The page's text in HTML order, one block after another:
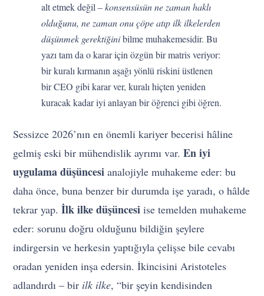
alt etmek değil –konsensüsün ne zaman haklı
olduğunu, ne zaman onu çöpe atıp ilk ilkelerden
düşünmek gerektiğinibilme muhakemesidir. Bu
yazı tam da o karar için özgün bir matris veriyor:
bir kuralı kırmanın aşağı yönlü riskini üstlenen
bir CEO gibi karar ver, kuralı hiçten yeniden
kuracak kadar iyi anlayan bir öğrenci gibi öğren.
Sessizce 2026’nın en önemli kariyer becerisi hâline
gelmiş eski bir mühendislik ayrımı var.En iyi
uygulama düşüncesi analojiyle muhakeme eder: bu
daha önce, buna benzer bir durumda işe yaradı, o hâlde
tekrar yap.İlk ilke düşüncesi ise temelden muhakeme
eder: sorunu doğru olduğunu bildiğin şeylere
indirgersin ve herkesin yaptığıyla çelişse bile cevabı
oradan yeniden inşa edersin. İkincisini Aristoteles
adlandırdı – bir ilk ilke, “bir şeyin kendisinden